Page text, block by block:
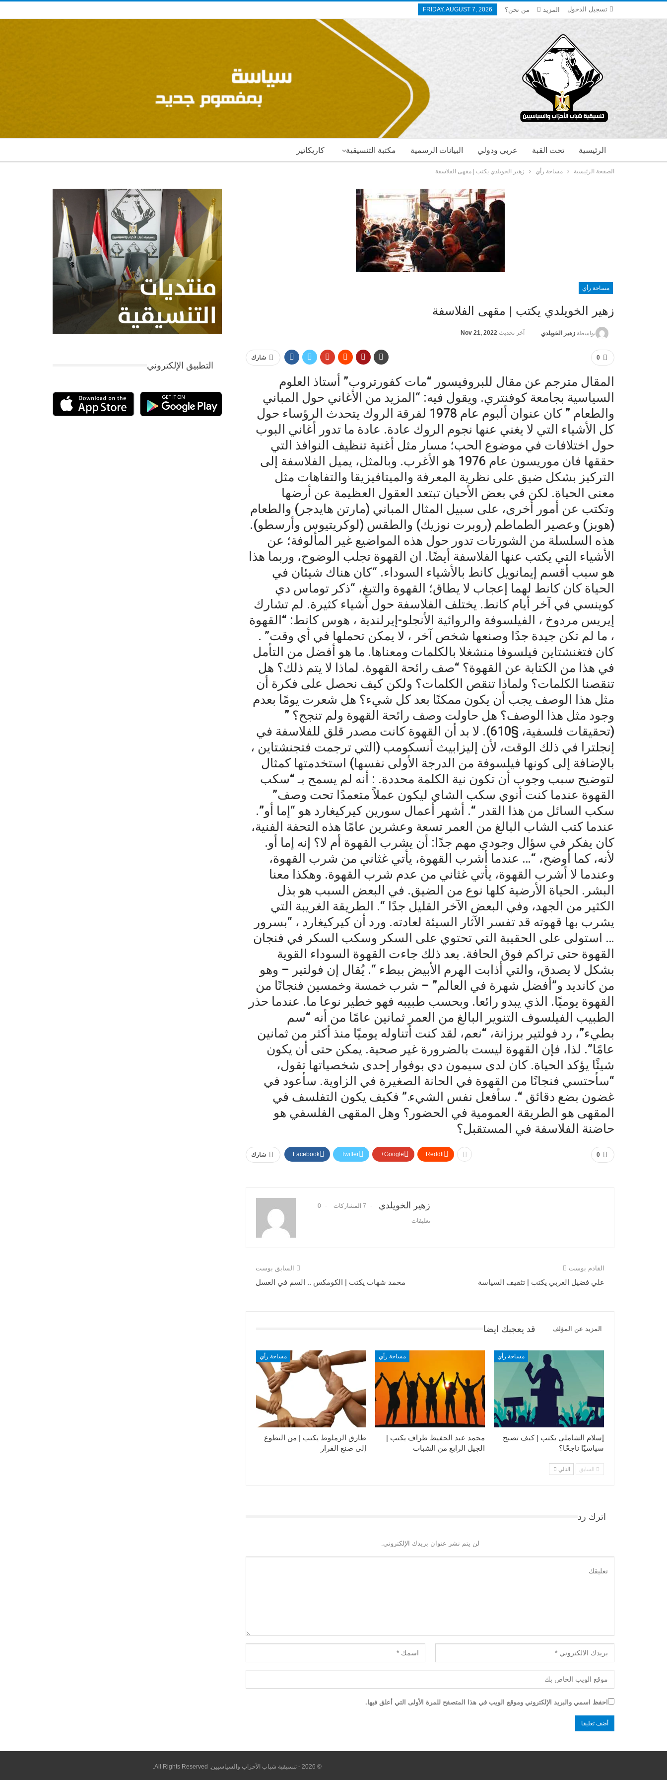
تسجيل الدخول FRIDAY, AUGUST 7, 2026 من نحن؟ المزيد
كاريكاتير مكتبة التنسيقية البيانات الرسمية عربي ودولي تحت القبة الرئيسية
الصفحة الرئيسية مساحة رأي زهير الخويلدي يكتب | مقهى الفلاسفة
مساحة رأي
زهير الخويلدي يكتب | مقهى الفلاسفة
بواسطة زهير الخويلدي آخر تحديث Nov 21, 2022
0 شارك
المقال مترجم عن مقال للبروفيسور “مات كفورتروب” أستاذ العلوم
السياسية بجامعة كوفنتري. ويقول فيه: “المزيد من الأغاني حول المباني
والطعام ” كان عنوان ألبوم عام 1978 لفرقة الروك يتحدث الرؤساء حول
كل الأشياء التي لا يغني عنها نجوم الروك عادة. عادة ما تدور أغاني البوب
حول اختلافات في موضوع الحب؛ مسار مثل أغنية تنظيف النوافذ التي
حققها فان موريسون عام 1976 هو الأغرب. وبالمثل، يميل الفلاسفة إلى
التركيز بشكل ضيق على نظرية المعرفة والميتافيزيقا والتفاهات مثل
معنى الحياة. لكن في بعض الأحيان تبتعد العقول العظيمة عن أرضها
وتكتب عن أمور أخرى، على سبيل المثال المباني (مارتن هايدجر) والطعام
(هوبز) وعصير الطماطم (روبرت نوزيك) والطقس (لوكريتيوس وأرسطو).
هذه السلسلة من الشورتات تدور حول هذه المواضيع غير المألوفة؛ عن
الأشياء التي يكتب عنها الفلاسفة أيضًا. ان القهوة تجلب الوضوح، وربما هذا
هو سبب أقسم إيمانويل كانط بالأشياء السوداء. “كان هناك شيئان في
الحياة كان كانط لهما إعجاب لا يطاق؛ القهوة والتبغ، “ذكر توماس دي
كوينسي في آخر أيام كانط. يختلف الفلاسفة حول أشياء كثيرة. لم تشارك
إيريس مردوخ ، الفيلسوفة والروائية الأنجلو-إيرلندية ، هوس كانط: “القهوة
، ما لم تكن جيدة جدًا وصنعها شخص آخر ، لا يمكن تحملها في أي وقت” .
كان فتغنشتاين فيلسوفا منشغلا بالكلمات ومعناها. ما هو أفضل من التأمل
في هذا من الكتابة عن القهوة؟ “صف رائحة القهوة. لماذا لا يتم ذلك؟ هل
تنقصنا الكلمات؟ ولماذا تنقص الكلمات؟ ولكن كيف نحصل على فكرة أن
مثل هذا الوصف يجب أن يكون ممكنًا بعد كل شيء؟ هل شعرت يومًا بعدم
وجود مثل هذا الوصف؟ هل حاولت وصف رائحة القهوة ولم تنجح؟ ”
(تحقيقات فلسفية، §610). لا بد أن القهوة كانت مصدر قلق للفلاسفة في
إنجلترا في ذلك الوقت، لأن إليزابيث أنسكومب (التي ترجمت فتجنشتاين ،
بالإضافة إلى كونها فيلسوفة من الدرجة الأولى نفسها) استخدمتها كمثال
لتوضيح سبب وجوب أن تكون نية الكلمة محددة. : أنه لم يسمح بـ “سكب
القهوة عندما كنت أنوي سكب الشاي ليكون عملاً متعمدًا تحت وصف”
سكب السائل من هذا القدر “. أشهر أعمال سورين كيركيغارد هو “إما أو”.
عندما كتب الشاب البالغ من العمر تسعة وعشرين عامًا هذه التحفة الفنية،
كان يفكر في سؤال وجودي مهم جدًا: أن يشرب القهوة أم لا؟ إنه إما أو.
لأنه، كما أوضح، “… عندما أشرب القهوة، يأتي غثاني من شرب القهوة،
وعندما لا أشرب القهوة، يأتي غثاني من عدم شرب القهوة. وهكذا معنا
البشر. الحياة الأرضية كلها نوع من الضيق. في البعض السبب هو بذل
الكثير من الجهد، وفي البعض الآخر القليل جدًا “. الطريقة الغريبة التي
يشرب بها قهوته قد تفسر الآثار السيئة لعادته. ورد أن كيركيغارد ، “بسرور
… استولى على الحقيبة التي تحتوي على السكر وسكب السكر في فنجان
القهوة حتى تراكم فوق الحافة. بعد ذلك جاءت القهوة السوداء القوية
بشكل لا يصدق، والتي أذابت الهرم الأبيض ببطء “. يُقال إن فولتير – وهو
من كانديد و”أفضل شهرة في العالم” – شرب خمسة وخمسين فنجانًا من
القهوة يوميًا. الذي يبدو رائعا. وبحسب طبيبه فهو خطير نوعا ما. عندما حذر
الطبيب الفيلسوف التنوير البالغ من العمر ثمانين عامًا من أنه “سم
بطيء”، رد فولتير برزانة، “نعم، لقد كنت أتناوله يوميًا منذ أكثر من ثمانين
عامًا”. لذا، فإن القهوة ليست بالضرورة غير صحية. يمكن حتى أن يكون
شيئًا يؤكد الحياة. كان لدى سيمون دي بوفوار إحدى شخصياتها تقول،
“سأحتسي فنجانًا من القهوة في الحانة الصغيرة في الزاوية. سأعود في
غضون بضع دقائق “. سأفعل نفس الشيء.” فكيف يكون التفلسف في
المقهى هو الطريقة العمومية في الحضور؟ وهل المقهى الفلسفي هو
حاضنة الفلاسفة في المستقبل؟
0 شارك Facebook Twitter Google+ ReddIt
زهير الخويلدي 7 المشاركات 0
تعليقات
السابق بوست
محمد شهاب يكتب | الكومکس .. السم في العسل
القادم بوست
علي فضيل العربي يكتب | تثقيف السياسة
قد يعجبك ايضا المزيد عن المؤلف
مساحة رأي
طارق الزملوط يكتب | من التطوع
إلى صنع القرار
مساحة رأي
محمد عبد الحفيظ طراف يكتب |
الجيل الرابع من الشباب
مساحة رأي
إسلام الشاملي يكتب | كيف تصبح
سياسيًا ناجحًا؟
السابق التالي
اترك رد
لن يتم نشر عنوان بريدك الإلكتروني.
احفظ اسمي والبريد الإلكتروني وموقع الويب في هذا المتصفح للمرة الأولى التي أعلق فيها.
التطبيق الإلكتروني
© 2026 - تنسيقية شباب الأحزاب والسياسيين. All Rights Reserved.